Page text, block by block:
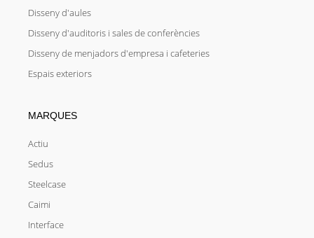
Disseny d'aules
Disseny d'auditoris i sales de conferències
Disseny de menjadors d'empresa i cafeteries
Espais exteriors
MARQUES
Actiu
Sedus
Steelcase
Caimi
Interface